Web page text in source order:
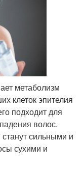
метаболизм
клеток эпителия
подходит для
волос.
сильными и
сухими и